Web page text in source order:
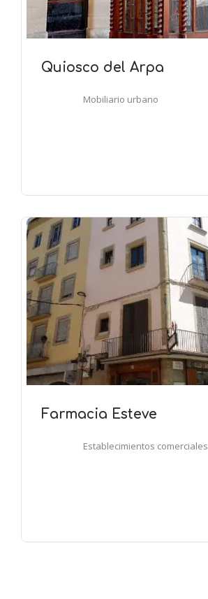
Quiosco del Arpa
Mobiliario urbano
Farmacia Esteve
Establecimientos comerciales